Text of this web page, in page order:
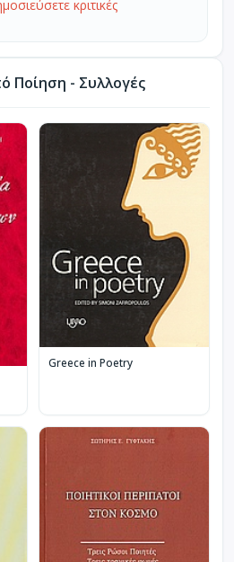
κριτικές
Ποίηση - Συλλογές
Greece in Poetry